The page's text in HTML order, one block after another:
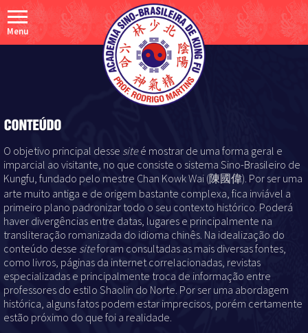
Menu
O objetivo principal desse siteé mostrar de uma forma geral e
imparcial ao visitante, no que consiste o sistema Sino-Brasileiro de
Kungfu, fundado pelo mestre Chan Kowk Wai (陳國偉). Por ser uma
arte muito antiga e de origem bastante complexa, fica inviável a
primeiro plano padronizar todo o seu contexto histórico. Poderá
haver divergências entre datas, lugares e principalmente na
transliteração romanizada do idioma chinês. Na idealização do
conteúdo desse siteforam consultadas as mais diversas fontes,
como livros, páginas da internet correlacionadas, revistas
especializadas e principalmente troca de informação entre
professores do estilo Shaolin do Norte. Por ser uma abordagem
histórica, alguns fatos podem estar imprecisos, porém certamente
estão próximo do que foi a realidade.